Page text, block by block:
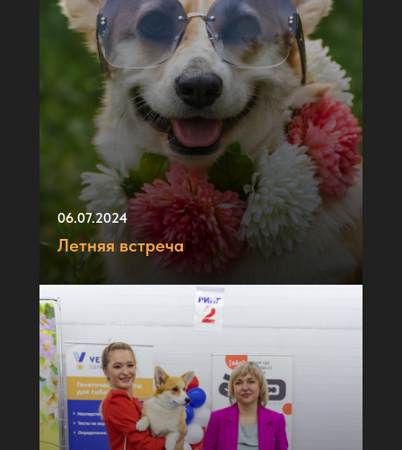
06.07.2024
Летняя встреча